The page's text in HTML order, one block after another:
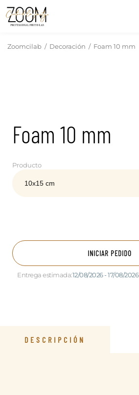
Zoomcilab / Decoración / Foam 10 mm
Foam 10 mm
Producto
INICIAR PEDIDO
Entrega estimada:12/08/2026 - 17/08/2026
DESCRIPCIÓN